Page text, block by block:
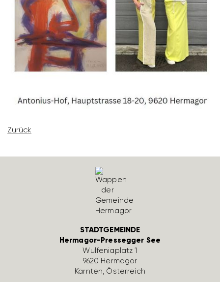
Zurück
STADTGEMEINDE
Hermagor-Pressegger See
Wulfe­nia­platz 1
9620 Hermagor
Kärnten, Öster­reich